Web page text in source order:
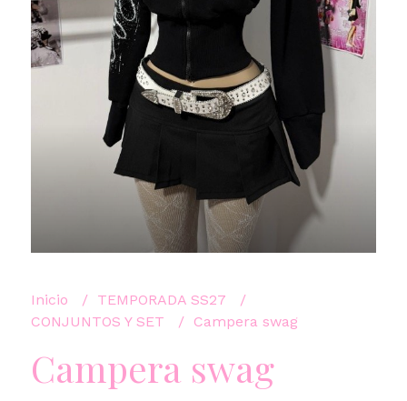
Inicio
TEMPORADA SS27
CONJUNTOS Y SET
Campera swag
Campera swag